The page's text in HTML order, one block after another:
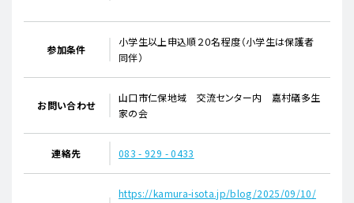
参加条件
小学生以上申込順２０名程度（小学生は保護者
同伴）
お問い合わせ
山口市仁保地域 交流センター内 嘉村礒多生
家の会
連絡先 083 - 929 - 0433
https://kamura-isota.jp/blog/2025/09/10/